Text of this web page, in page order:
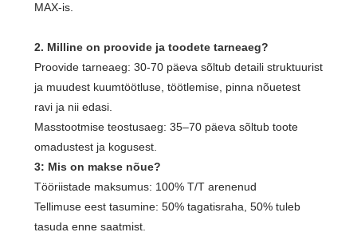
MAX-is.
2. Milline on proovide ja toodete tarneaeg?
Proovide tarneaeg: 30-70 päeva sõltub detaili struktuurist
ja muudest kuumtöötluse, töötlemise, pinna nõuetest
ravi ja nii edasi.
Masstootmise teostusaeg: 35–70 päeva sõltub toote
omadustest ja kogusest.
3: Mis on makse nõue?
Tööriistade maksumus: 100% T/T arenenud
Tellimuse eest tasumine: 50% tagatisraha, 50% tuleb
tasuda enne saatmist.